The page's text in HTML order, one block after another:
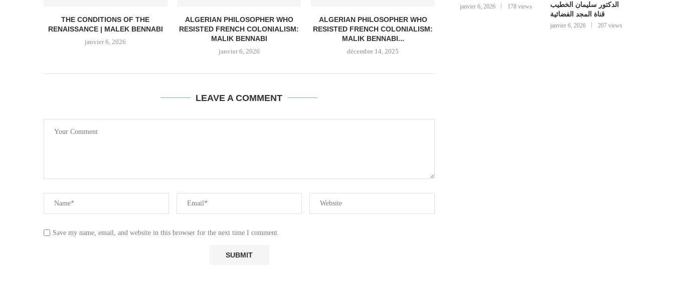
THE CONDITIONS OF THE
RENAISSANCE | MALEK BENNABI
janvier 6, 2026
ALGERIAN PHILOSOPHER WHO
RESISTED FRENCH COLONIALISM:
MALIK BENNABI
janvier 6, 2026
ALGERIAN PHILOSOPHER WHO
RESISTED FRENCH COLONIALISM:
MALIK BENNABI...
décembre 14, 2025
LEAVE A COMMENT
Save my name, email, and website in this browser for the next time I comment.
janvier 6, 2026 178 views
الدكتور سليمان الخطيب
قناة المجد الفضائية
janvier 6, 2026 207 views